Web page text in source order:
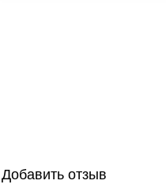
Добавить отзыв